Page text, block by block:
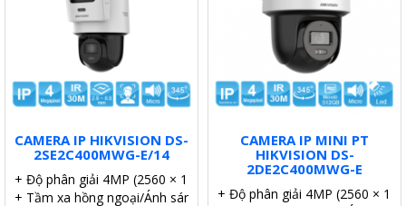
CAMERA IP HIKVISION DS-
2SE2C400MWG-E/14
+ Độ phân giải 4MP (2560 × 1440)/25fps.
+ Tầm xa hồng ngoại/Ánh sáng trắng 30m
CAMERA IP MINI PT
HIKVISION DS-
2DE2C400MWG-E
+ Độ phân giải 4MP (2560 ×